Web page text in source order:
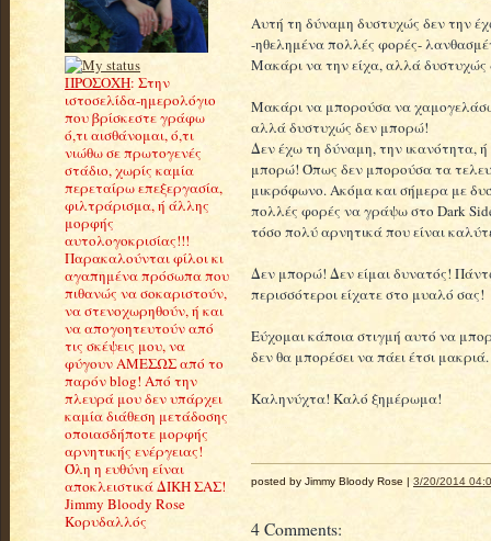
ΠΡΟΣΟΧΗ: Στην
ιστοσελίδα-ημερολόγιο
που βρίσκεστε γράφω
ό,τι αισθάνομαι, ό,τι
νιώθω σε πρωτογενές
στάδιο, χωρίς καμία
περεταίρω επεξεργασία,
φιλτράρισμα, ή άλλης
μορφής
αυτολογοκρισίας!!!
Παρακαλούνται φίλοι κι
αγαπημένα πρόσωπα που
πιθανώς να σοκαριστούν,
να στενοχωρηθούν, ή και
να απογοητευτούν από
τις σκέψεις μου, να
φύγουν ΑΜΕΣΩΣ από το
παρόν blog! Από την
πλευρά μου δεν υπάρχει
καμία διάθεση μετάδοσης
οποιασδήποτε μορφής
αρνητικής ενέργειας!
Όλη η ευθύνη είναι
αποκλειστικά ΔΙΚΗ ΣΑΣ!
Jimmy Bloody Rose
Κορυδαλλός
Αυτή τη δύναμη δυστυχώς δεν την
-ηθελημένα πολλές φορές-
Μακάρι να την είχα, αλλά δυστυχώς
Μακάρι να μπορούσα να
αλλά δυστυχώς δεν μπορώ!
Δεν έχω τη δύναμη, την ικανότητα,
μπορώ! Όπως δεν μπορούσα τα
μικρόφωνο. Ακόμα και σήμερα με
πολλές φορές να γράψω στο Dark
τόσο πολύ αρνητικά που είναι
Δεν μπορώ! Δεν είμαι δυνατός!
περισσότεροι είχατε στο μυαλό σας!
Εύχομαι κάποια στιγμή αυτό να
δεν θα μπορέσει να πάει έτσι μακριά.
Καληνύχτα! Καλό ξημέρωμα!
posted by Jimmy Bloody Rose | 3/20/2014
4 Comments: